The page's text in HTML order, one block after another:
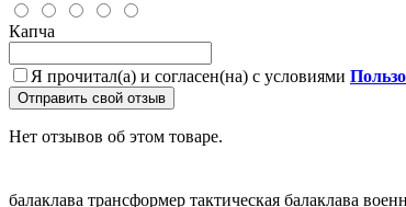
Капча
Я прочитал(а) и согласен(на) с условиями
Отправить свой отзыв
Нет отзывов об этом товаре.
балаклава трансформер тактическая балаклава